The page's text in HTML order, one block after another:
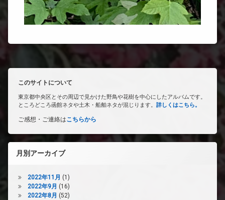
このサイトについて
東京都中央区とその周辺で見かけた野鳥や花樹を中心にしたアルバムです。
ところどころ函館ネタや土木・船舶ネタが混じります。 詳しくはこちら。
ご感想・ご連絡はこちらから
月別アーカイブ
2022年11月 (1)
2022年9月 (16)
2022年8月 (52)